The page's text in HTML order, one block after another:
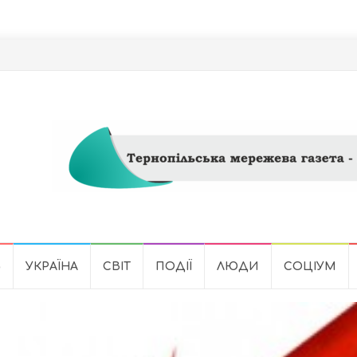
УКРАЇНА СВІТ ПОДІЇ ЛЮДИ СОЦІУМ